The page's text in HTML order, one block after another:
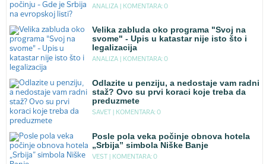
ANALIZA | KOMENTARA: 0
Velika zabluda oko programa "Svoj na
svome" - Upis u katastar nije isto što i
legalizacija
ANALIZA | KOMENTARA: 0
Odlazite u penziju, a nedostaje vam radni
staž? Ovo su prvi koraci koje treba da
preduzmete
SAVET | KOMENTARA: 0
Posle pola veka počinje obnova hotela
„Srbija” simbola Niške Banje
VEST | KOMENTARA: 0